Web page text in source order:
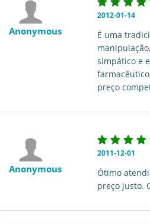
Anonymous
2012-01-14
É uma
simpático e
preço
Anonymous
2011-12-01
Ótimo
preço justo.